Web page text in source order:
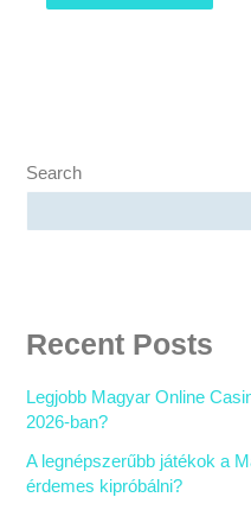
Search
Recent Posts
Legjobb Magyar Online
2026-ban?
A legnépszerűbb játékok a
érdemes kipróbálni?